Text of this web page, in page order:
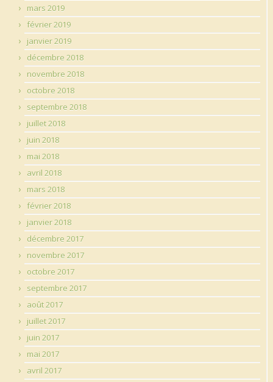
mars 2019
février 2019
janvier 2019
décembre 2018
novembre 2018
octobre 2018
septembre 2018
juillet 2018
juin 2018
mai 2018
avril 2018
mars 2018
février 2018
janvier 2018
décembre 2017
novembre 2017
octobre 2017
septembre 2017
août 2017
juillet 2017
juin 2017
mai 2017
avril 2017